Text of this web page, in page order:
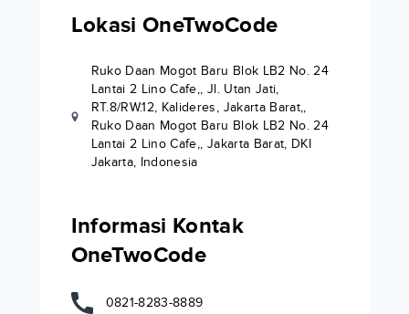
Lokasi OneTwoCode
Ruko Daan Mogot Baru Blok LB2 No. 24
Lantai 2 Lino Cafe,, Jl. Utan Jati,
RT.8/RW.12, Kalideres, Jakarta Barat,,
Ruko Daan Mogot Baru Blok LB2 No. 24
Lantai 2 Lino Cafe,, Jakarta Barat, DKI
Jakarta, Indonesia
Informasi Kontak
OneTwoCode
0821-8283-8889